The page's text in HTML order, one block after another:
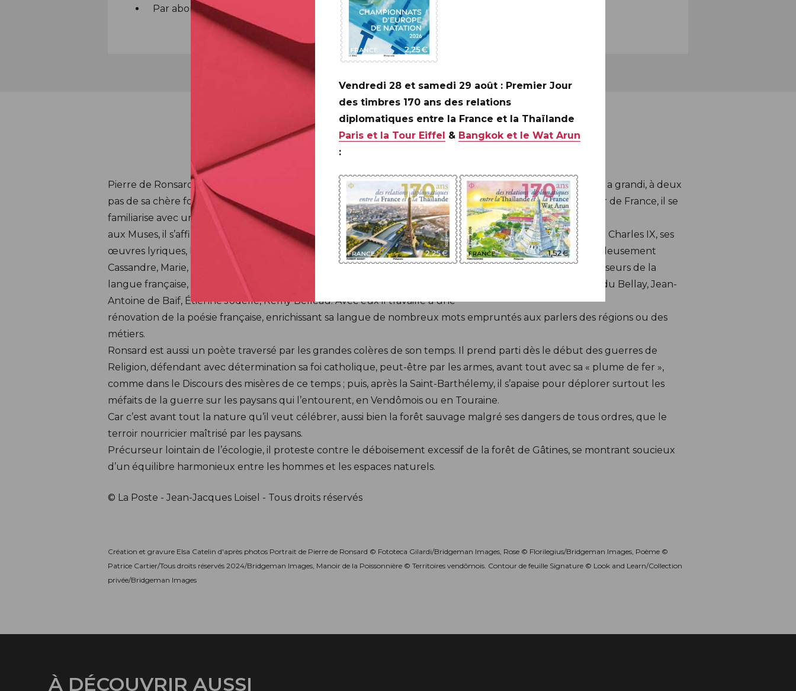
Par abonnement
Portrait...
Pierre de Ronsard est né le 2 septembre 1524 au manoir familial de la Possonnière, à Couture-sur-Loir. Il y a grandi, à deux
pas de sa chère forêt de Gâtines et du Loir qu’il ne cessera de célébrer dans ses vers. Jeune page à la cour de France, il se
familiarise avec un milieu qui devient le sien pendant des décennies. S’adonnant
aux Muses, il s’affirme vite comme une des plus brillantes plumes poétiques du royaume. Adulé par le roi Charles IX, ses
œuvres lyriques, les Odes, les Amours, l’installent au premier rang du Parnasse français ; il chante merveilleusement
Cassandre, Marie, Hélène, d’autres beautés encore. Après avoir animé la Brigade, groupe de poètes défenseurs de la
langue française, il rassemble les plus talentueux dans la Pléiade où se retrouvent notamment Joachim du Bellay, Jean-
Antoine de Baïf, Étienne Jodelle, Rémy Belleau. Avec eux il travaille à une
rénovation de la poésie française, enrichissant sa langue de nombreux mots empruntés aux parlers des régions ou des
métiers.
Ronsard est aussi un poète traversé par les grandes colères de son temps. Il prend parti dès le début des guerres de
Religion, défendant avec détermination sa foi catholique, peut-être par les armes, avant tout avec sa « plume de fer »,
comme dans le Discours des misères de ce temps ; puis, après la Saint-Barthélemy, il s’apaise pour déplorer surtout les
méfaits de la guerre sur les paysans qui l’entourent, en Vendômois ou en Touraine.
Car c’est avant tout la nature qu’il veut célébrer, aussi bien la forêt sauvage malgré ses dangers de tous ordres, que le
terroir nourricier maîtrisé par les paysans.
Précurseur lointain de l’écologie, il proteste contre le déboisement excessif de la forêt de Gâtines, se montrant soucieux
d’un équilibre harmonieux entre les hommes et les espaces naturels.
© La Poste - Jean-Jacques Loisel - Tous droits réservés
Création et gravure Elsa Catelin d'après photos Portrait de Pierre de Ronsard © Fototeca Gilardi/Bridgeman Images, Rose © Florilegius/Bridgeman Images, Poème ©
Patrice Cartier/Tous droits réservés 2024/Bridgeman Images, Manoir de la Poissonnière © Territoires vendômois. Contour de feuille Signature © Look and Learn/Collection
privée/Bridgeman Images
À DÉCOUVRIR AUSSI
Vendredi 28 et samedi 29 août : Premier Jour
des timbres 170 ans des relations
diplomatiques entre la France et la Thaïlande
Paris et la Tour Eiffel & Bangkok et le Wat Arun
: